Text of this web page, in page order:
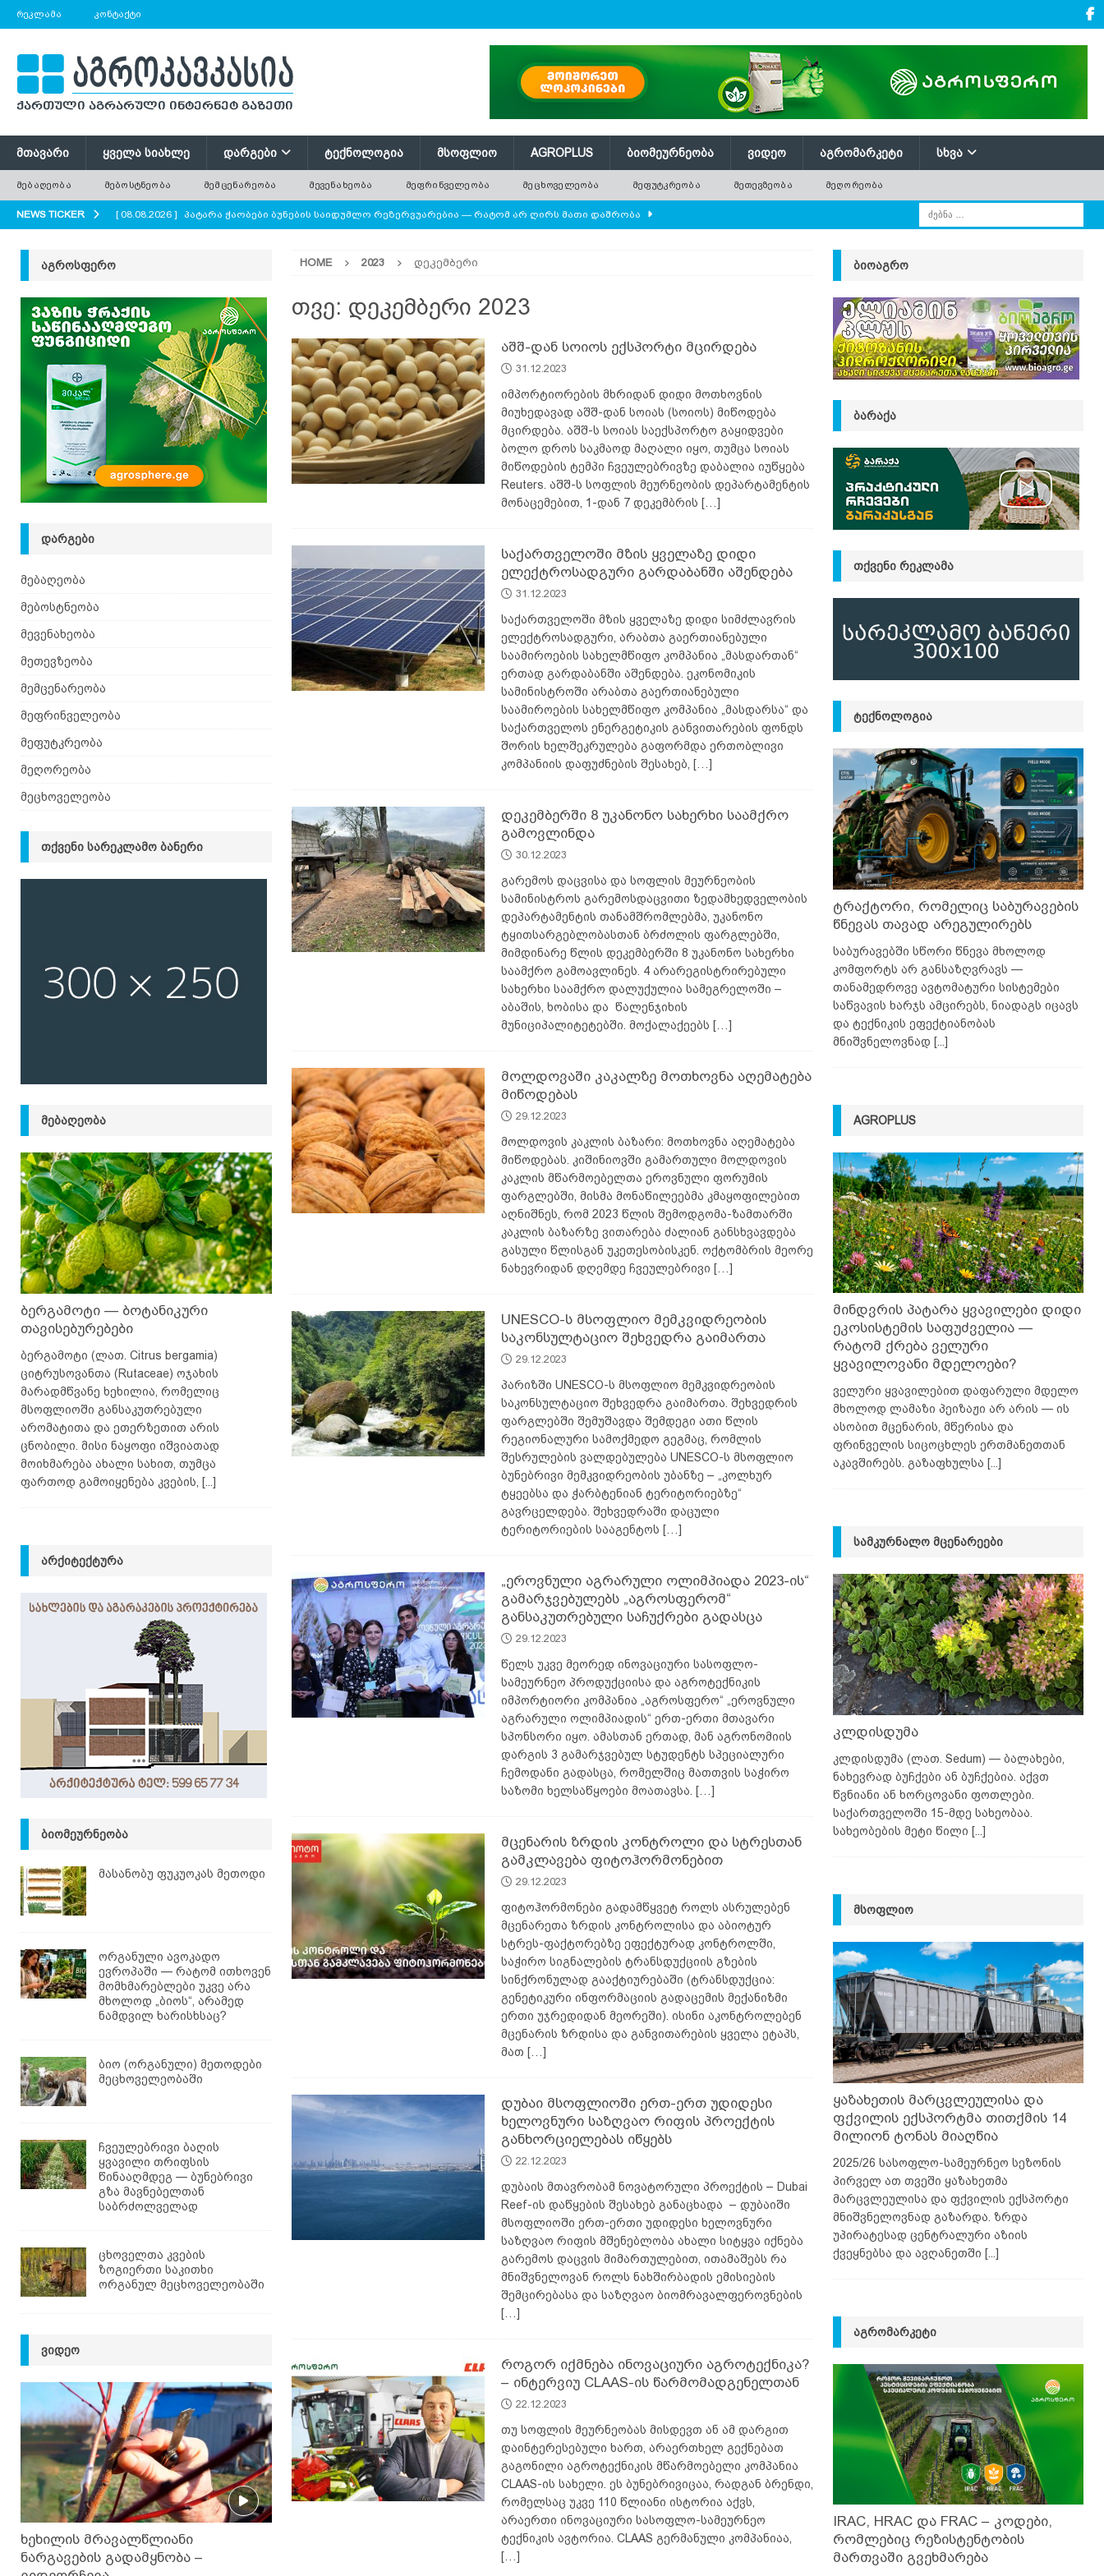
ᲠᲔᲙᲚᲐᲛᲐ ᲙᲝᲜᲢᲐᲥᲢᲘ
ᲛᲗᲐᲕᲐᲠᲘ ᲧᲕᲔᲚᲐ ᲡᲘᲐᲮᲚᲔ ᲓᲐᲠᲒᲔᲑᲘ ᲢᲔᲥᲜᲝᲚᲝᲒᲘᲐ ᲛᲡᲝᲤᲚᲘᲝ AGROPLUS ᲑᲘᲝᲛᲔᲣᲠᲜᲔᲝᲑᲐ ᲕᲘᲓᲔᲝ ᲐᲒᲠᲝᲛᲐᲠᲙᲔᲢᲘ ᲡᲮᲕᲐ
ᲛᲔᲑᲐᲦᲔᲝᲑᲐ ᲛᲔᲑᲝᲡᲢᲜᲔᲝᲑᲐ ᲛᲔᲛᲪᲔᲜᲐᲠᲔᲝᲑᲐ ᲛᲔᲕᲔᲜᲐᲮᲔᲝᲑᲐ ᲛᲔᲤᲠᲘᲜᲕᲔᲚᲔᲝᲑᲐ ᲛᲔᲪᲮᲝᲕᲔᲚᲔᲝᲑᲐ ᲛᲔᲤᲣᲢᲙᲠᲔᲝᲑᲐ ᲛᲔᲗᲔᲕᲖᲔᲝᲑᲐ ᲛᲔᲦᲝᲠᲔᲝᲑᲐ
NEWS TICKER [ 08.08.2026 ] პატარა ჭაობები ბუნების საიდუმლო რეზერვუარებია — რატომ არ ღირს მათი დაშრობა
რა უნდა გავითვალისწინოთ ციცრის მოშენების დროს
[ 08.08.2026 ] მინდვრის პატარა ყვავილები დიდი ეკოსისტემის საფუძველია — რატომ ქრება ველური
ყვავილოვანი მდელოები?
[ 08.08.2026 ] ზაანენური ჯიშის თხა შვეიცარიიდან ᲛᲔᲪᲮᲝᲕᲔᲚᲔᲝᲑᲐ
[ 08.08.2026 ] დედა ფუტკრების ხელოვნური გამოყვანა – რამდენიმე მეთოდი
HOME 2023 დეკემბერი
თვე: დეკემბერი 2023
აშშ-დან სოიოს ექსპორტი მცირდება
31.12.2023
იმპორტიორების მხრიდან დიდი მოთხოვნის
მიუხედავად აშშ-დან სოიას (სოიოს) მიწოდება
მცირდება. აშშ-ს სოიას საექსპორტო გაყიდვები
ბოლო დროს საკმაოდ მაღალი იყო, თუმცა სოიას
მიწოდების ტემპი ჩვეულებრივზე დაბალია იუწყება
Reuters. აშშ-ს სოფლის მეურნეობის დეპარტამენტის
მონაცემებით, 1-დან 7 დეკემბრის […]
საქართველოში მზის ყველაზე დიდი
ელექტროსადგური გარდაბანში აშენდება
31.12.2023
საქართველოში მზის ყველაზე დიდი სიმძლავრის
ელექტროსადგური, არაბთა გაერთიანებული
საამიროების სახელმწიფო კომპანია „მასდართან“
ერთად გარდაბანში აშენდება. ეკონომიკის
სამინისტროში არაბთა გაერთიანებული
საამიროების სახელმწიფო კომპანია „მასდარსა“ და
საქართველოს ენერგეტიკის განვითარების ფონდს
შორის ხელშეკრულება გაფორმდა ერთობლივი
კომპანიის დაფუძნების შესახებ,
[…]
დეკემბერში 8 უკანონო სახერხი საამქრო
გამოვლინდა
30.12.2023
გარემოს დაცვისა და სოფლის მეურნეობის
სამინისტროს გარემოსდაცვითი ზედამხედველობის
დეპარტამენტის თანამშრომლებმა, უკანონო
ტყითსარგებლობასთან ბრძოლის ფარგლებში,
მიმდინარე წლის დეკემბერში 8 უკანონო სახერხი
საამქრო გამოავლინეს. 4 არარეგისტრირებული
სახერხი საამქრო დალუქულია სამეგრელოში –
აბაშის, ხობისა და წალენჯიხის
მუნიციპალიტეტებში. მოქალაქეებს […]
მოლდოვაში კაკალზე მოთხოვნა აღემატება
მიწოდებას
29.12.2023
მოლდოვის კაკლის ბაზარი: მოთხოვნა აღემატება
მიწოდებას. კიშინიოვში გამართული მოლდოვის
კაკლის მწარმოებელთა ეროვნული ფორუმის
ფარგლებში, მისმა მონაწილეებმა კმაყოფილებით
აღნიშნეს, რომ 2023 წლის შემოდგომა-ზამთარში
კაკლის ბაზარზე ვითარება ძალიან განსხვავდება
გასული წლისგან უკეთესობისკენ. ოქტომბრის მეორე
ნახევრიდან დღემდე ჩვეულებრივი […]
UNESCO-ს მსოფლიო მემკვიდრეობის
საკონსულტაციო შეხვედრა გაიმართა
29.12.2023
პარიზში UNESCO-ს მსოფლიო მემკვიდრეობის
საკონსულტაციო შეხვედრა გაიმართა. შეხვედრის
ფარგლებში შემუშავდა შემდეგი ათი წლის
რეგიონალური სამოქმედო გეგმაც, რომლის
შესრულების ვალდებულება UNESCO-ს მსოფლიო
ბუნებრივი მემკვიდრეობის უბანზე – „კოლხურ
ტყეებსა და ჭარბტენიან ტერიტორიებზე“
გავრცელდება. შეხვედრაში დაცული
ტერიტორიების სააგენტოს […]
„ეროვნული აგრარული ოლიმპიადა 2023-ის“
გამარჯვებულებს „აგროსფერომ“
განსაკუთრებული საჩუქრები გადასცა
29.12.2023
წელს უკვე მეორედ ინოვაციური სასოფლო-
სამეურნეო პროდუქციისა და აგროტექნიკის
იმპორტიორი კომპანია „აგროსფერო“ „ეროვნული
აგრარული ოლიმპიადის“ ერთ-ერთი მთავარი
სპონსორი იყო. ამასთან ერთად, მან აგრონომიის
დარგის 3 გამარჯვებულ სტუდენტს სპეციალური
ჩემოდანი გადასცა, რომელშიც მათთვის საჭირო
საზომი ხელსაწყოები მოათავსა.
[…]
მცენარის ზრდის კონტროლი და სტრესთან
გამკლავება ფიტოჰორმონებით
29.12.2023
ფიტოჰორმონები გადამწყვეტ როლს ასრულებენ
მცენარეთა ზრდის კონტროლისა და აბიოტურ
სტრეს-ფაქტორებზე ეფექტურად კონტროლში,
საჭირო სიგნალების ტრანსდუქციის გზების
სინქრონულად გააქტიურებაში (ტრანსდუქცია:
გენეტიკური ინფორმაციის გადაცემის მექანიზმი
ერთი უჯრედიდან მეორეში). ისინი აკონტროლებენ
მცენარის ზრდისა და განვითარების ყველა ეტაპს,
მათ […]
დუბაი მსოფლიოში ერთ-ერთ უდიდესი
ხელოვნური საზღვაო რიფის პროექტის
განხორციელებას იწყებს
22.12.2023
დუბაის მთავრობამ ნოვატორული პროექტის – Dubai
Reef-ის დაწყების შესახებ განაცხადა – დუბაიში
მსოფლიოში ერთ-ერთი უდიდესი ხელოვნური
საზღვაო რიფის მშენებლობა ახალი სიტყვა იქნება
გარემოს დაცვის მიმართულებით, ითამაშებს რა
მნიშვნელოვან როლს ნახშირბადის ემისიების
შემცირებასა და საზღვაო ბიომრავალფეროვნების
[…]
როგორ იქმნება ინოვაციური აგროტექნიკა?
– ინტერვიუ CLAAS-ის წარმომადგენელთან
22.12.2023
თუ სოფლის მეურნეობას მისდევთ ან ამ დარგით
დაინტერესებული ხართ, არაერთხელ გექნებათ
გაგონილი აგროტექნიკის მწარმოებელი კომპანია
CLAAS-ის სახელი. ეს ბუნებრივიცაა, რადგან ბრენდი,
რომელსაც უკვე 110 წლიანი ისტორია აქვს,
არაერთი ინოვაციური სასოფლო-სამეურნეო
ტექნიკის ავტორია. CLAAS გერმანული კომპანიაა,
[…]
ᲐᲒᲠᲝᲡᲤᲔᲠᲝ
ᲓᲐᲠᲒᲔᲑᲘ
მებაღეობა
მებოსტნეობა
მევენახეობა
მეთევზეობა
მემცენარეობა
მეფრინველეობა
მეფუტკრეობა
მეღორეობა
მეცხოველეობა
ᲗᲥᲕᲔᲜᲘ ᲡᲐᲠᲔᲙᲚᲐᲛᲝ ᲑᲐᲜᲔᲠᲘ
ᲛᲔᲑᲐᲦᲔᲝᲑᲐ
ბერგამოტი — ბოტანიკური
თავისებურებები
ბერგამოტი (ლათ. Citrus bergamia)
ციტრუსოვანთა (Rutaceae) ოჯახის
მარადმწვანე ხეხილია, რომელიც
მსოფლიოში განსაკუთრებული
არომატითა და ეთერზეთით არის
ცნობილი. მისი ნაყოფი იშვიათად
მოიხმარება ახალი სახით, თუმცა
ფართოდ გამოიყენება კვების,
[...]
ᲐᲠᲥᲘᲢᲔᲥᲢᲣᲠᲐ
ᲑᲘᲝᲛᲔᲣᲠᲜᲔᲝᲑᲐ
მასანობუ ფუკუოკას მეთოდი
ორგანული ავოკადო
ევროპაში — რატომ ითხოვენ
მომხმარებლები უკვე არა
მხოლოდ „ბიოს“, არამედ
ნამდვილ ხარისხსაც?
ბიო (ორგანული) მეთოდები
მეცხოველეობაში
ჩვეულებრივი ბაღის
ყვავილი თრიფსის
წინააღმდეგ — ბუნებრივი
გზა მავნებელთან
საბრძოლველად
ცხოველთა კვების
ზოგიერთი საკითხი
ორგანულ მეცხოველეობაში
ᲕᲘᲓᲔᲝ
ხეხილის მრავალწლიანი
ნარგავების გადამყნობა –
ᲑᲘᲝᲐᲒᲠᲝ
ᲑᲐᲠᲐᲥᲐ
ᲗᲥᲕᲔᲜᲘ ᲠᲔᲙᲚᲐᲛᲐ
ᲢᲔᲥᲜᲝᲚᲝᲒᲘᲐ
ტრაქტორი, რომელიც საბურავების
წნევას თავად არეგულირებს
საბურავებში სწორი წნევა მხოლოდ
კომფორტს არ განსაზღვრავს —
თანამედროვე ავტომატური სისტემები
საწვავის ხარჯს ამცირებს, ნიადაგს იცავს
და ტექნიკის ეფექტიანობას
მნიშვნელოვნად [...]
AGROPLUS
მინდვრის პატარა ყვავილები დიდი
ეკოსისტემის საფუძველია —
რატომ ქრება ველური
ყვავილოვანი მდელოები?
ველური ყვავილებით დაფარული მდელო
მხოლოდ ლამაზი პეიზაჟი არ არის — ის
ასობით მცენარის, მწერისა და
ფრინველის სიცოცხლეს ერთმანეთთან
აკავშირებს. გაზაფხულსა [...]
ᲡᲐᲛᲙᲣᲠᲜᲐᲚᲝ ᲛᲪᲔᲜᲐᲠᲔᲔᲑᲘ
კლდისდუმა
კლდისდუმა (ლათ. Sedum) — ბალახები,
ნახევრად ბუჩქები ან ბუჩქებია. აქვთ
წვნიანი ან ხორცოვანი ფოთლები.
საქართველოში 15-მდე სახეობაა.
სახეობების მეტი წილი [...]
ᲛᲡᲝᲤᲚᲘᲝ
ყაზახეთის მარცვლეულისა და
ფქვილის ექსპორტმა თითქმის 14
მილიონ ტონას მიაღწია
2025/26 სასოფლო-სამეურნეო სეზონის
პირველ ათ თვეში ყაზახეთმა
მარცვლეულისა და ფქვილის ექსპორტი
მნიშვნელოვნად გაზარდა. ზრდა
უპირატესად ცენტრალური აზიის
ქვეყნებსა და ავღანეთში [...]
ᲐᲒᲠᲝᲛᲐᲠᲙᲔᲢᲘ
IRAC, HRAC და FRAC – კოდები,
რომლებიც რეზისტენტობის
მართვაში გვეხმარება